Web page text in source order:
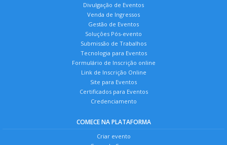
Divulgação de Eventos
Venda de Ingressos
Gestão de Eventos
Soluções Pós-evento
Submissão de Trabalhos
Tecnologia para Eventos
Formulário de Inscrição online
Link de Inscrição Online
Site para Eventos
Certificados para Eventos
Credenciamento
COMECE NA PLATAFORMA
Criar evento